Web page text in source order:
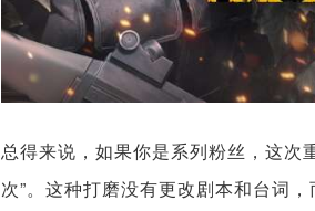
总得来说，如果你是系列粉丝，这次
次”。这种打磨没有更改剧本和台词